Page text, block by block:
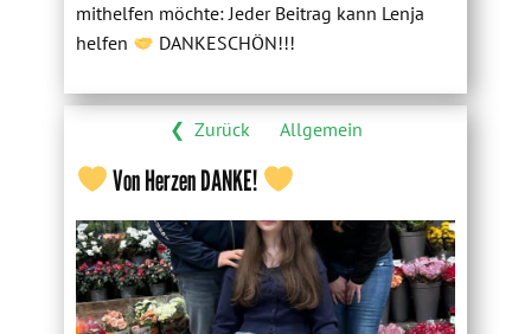
Unsere Aktionen
Über unsere Wälder
Kontakt
❮ Zurück Allgemein
mithelfen möchte: Jeder Beitrag kann Lenja
helfen
DANKESCHÖN!!!
Von Herzen DANKE!